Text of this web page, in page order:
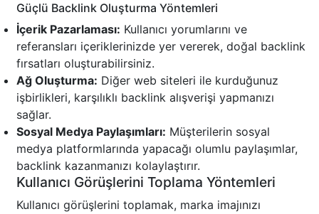
Güçlü Backlink Oluşturma Yöntemleri
İçerik Pazarlaması: Kullanıcı yorumlarını ve
referansları içeriklerinizde yer vererek, doğal backlink
fırsatları oluşturabilirsiniz.
Ağ Oluşturma: Diğer web siteleri ile kurduğunuz
işbirlikleri, karşılıklı backlink alışverişi yapmanızı
sağlar.
Sosyal Medya Paylaşımları: Müşterilerin sosyal
medya platformlarında yapacağı olumlu paylaşımlar,
backlink kazanmanızı kolaylaştırır.
Kullanıcı Görüşlerini Toplama Yöntemleri
Kullanıcı görüşlerini toplamak, marka imajınızı